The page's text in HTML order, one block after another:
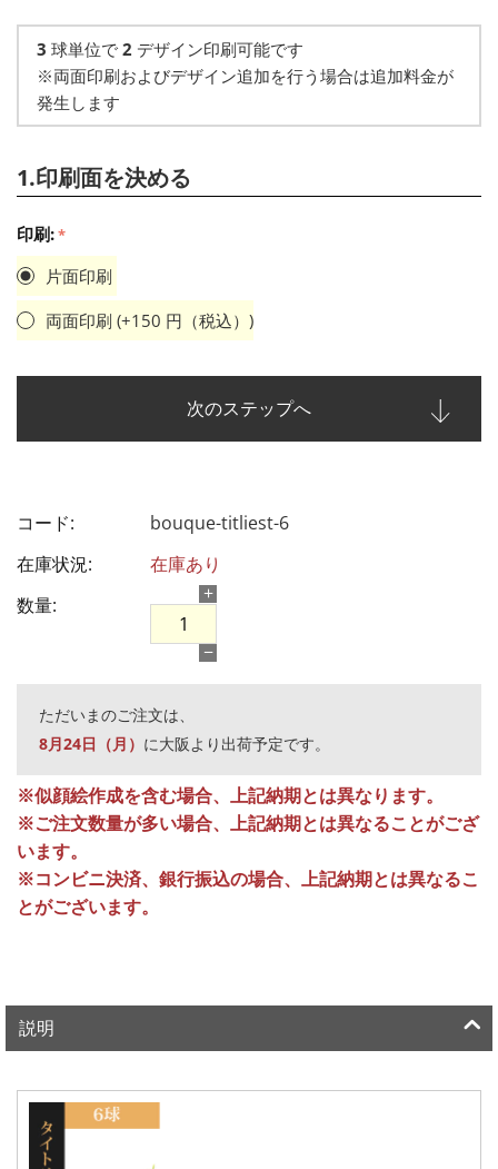
3 球単位で 2 デザイン印刷可能です
※両面印刷およびデザイン追加を行う場合は追加料金が
発生します
1.印刷面を決める
印刷:
片面印刷
両面印刷 (+150 円（税込）)
次のステップへ
コード:
bouque-titliest-6
在庫状況:
在庫あり
数量:
+
−
ただいまのご注文は、
8月24日（月） に大阪より出荷予定です。
※似顔絵作成を含む場合、上記納期とは異なります。
※ご注文数量が多い場合、上記納期とは異なることがござ
います。
※コンビニ決済、銀行振込の場合、上記納期とは異なるこ
とがございます。
説明